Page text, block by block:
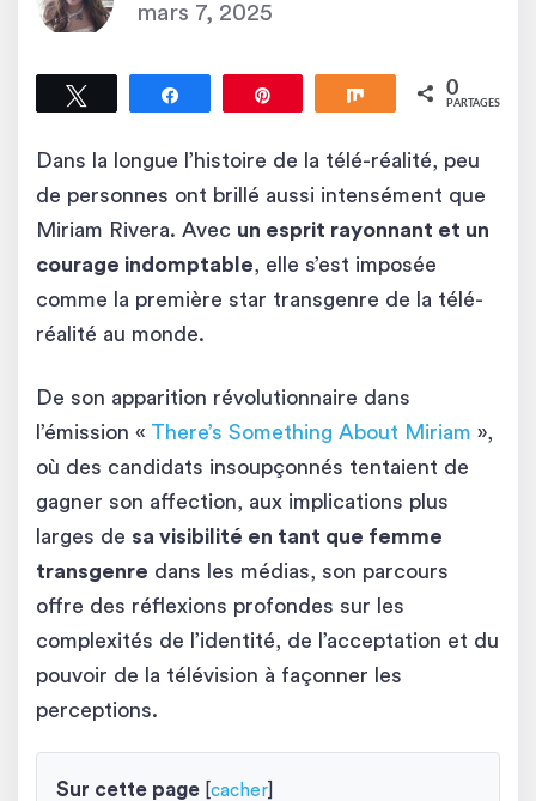
mars 7, 2025
Partagez Partagez 0
PARTAGES
Dans la longue l’histoire de la télé-réalité, peu
de personnes ont brillé aussi intensément que
Miriam Rivera. Avec un esprit rayonnant et un
courage indomptable, elle s’est imposée
comme la première star transgenre de la télé-
réalité au monde.
De son apparition révolutionnaire dans
l’émission « There’s Something About Miriam »,
où des candidats insoupçonnés tentaient de
gagner son affection, aux implications plus
larges de sa visibilité en tant que femme
transgenre dans les médias, son parcours
offre des réflexions profondes sur les
complexités de l’identité, de l’acceptation et du
pouvoir de la télévision à façonner les
perceptions.
Sur cette page cacher